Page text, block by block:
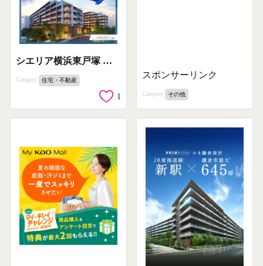
シエリア横浜東戸塚 大規模分譲マンション
Category 住宅・不動産
1
スポンサーリンク
Category その他